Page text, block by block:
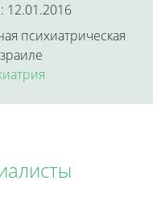
12.01.2016
психиатрическая